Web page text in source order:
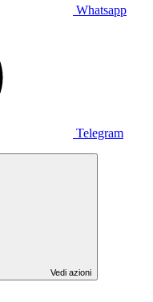
Whatsapp
Telegram
Vedi azioni